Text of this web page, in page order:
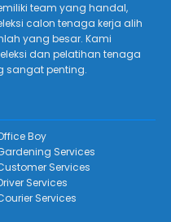
team yang handal,
calon tenaga kerja alih
yang besar. Kami
dan pelatihan tenaga
sangat penting.
Boy
Services
Services
Services
Services